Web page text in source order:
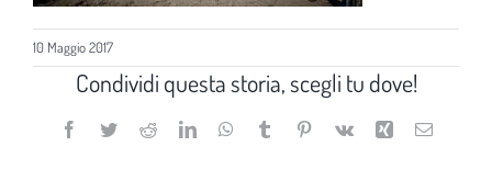
10 Maggio 2017
Condividi questa storia, scegli tu dove!
Facebook
TwitterRedditLinkedInWhatsApp
TumblrPinterest
Vk Xing Email